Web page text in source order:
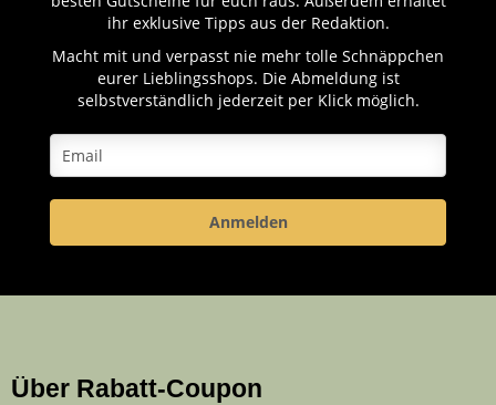
ihr exklusive Tipps aus der Redaktion.
Macht mit und verpasst nie mehr tolle Schnäppchen
eurer Lieblingsshops. Die Abmeldung ist
selbstverständlich jederzeit per Klick möglich.
Anmelden
Über Rabatt-Coupon